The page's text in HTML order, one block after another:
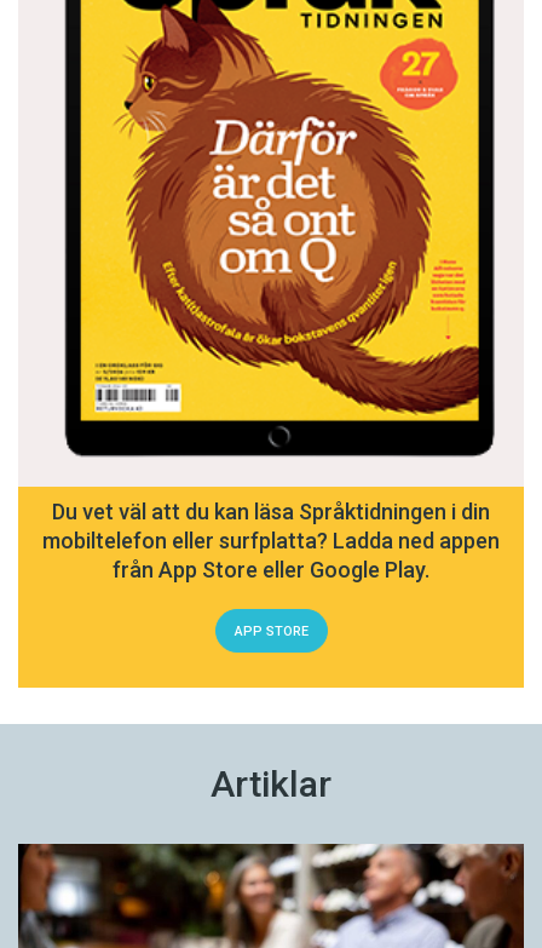
Du vet väl att du kan läsa Språktidningen i din
mobiltelefon eller surfplatta? Ladda ned appen
från App Store eller Google Play.
APP STORE
Artiklar